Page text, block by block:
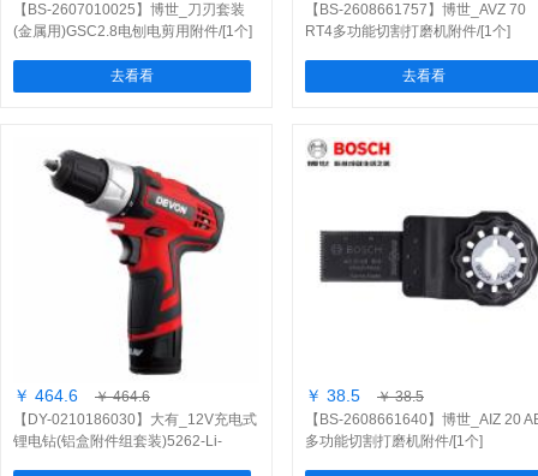
【BS-2607010025】博世_刀刃套装
(金属用)GSC2.8电刨电剪用附件/[1个]
去看看
【BS-2608661757】博世_AVZ 70
RT4多功能切割打磨机附件/[1个]
去看看
￥ 464.6
￥ 464.6
【DY-0210186030】大有_12V充电式
锂电钻(铝盒附件组套装)5262-Li-
￥ 38.5
￥ 38.5
【BS-2608661640】博世_AIZ 20
多功能切割打磨机附件/[1个]